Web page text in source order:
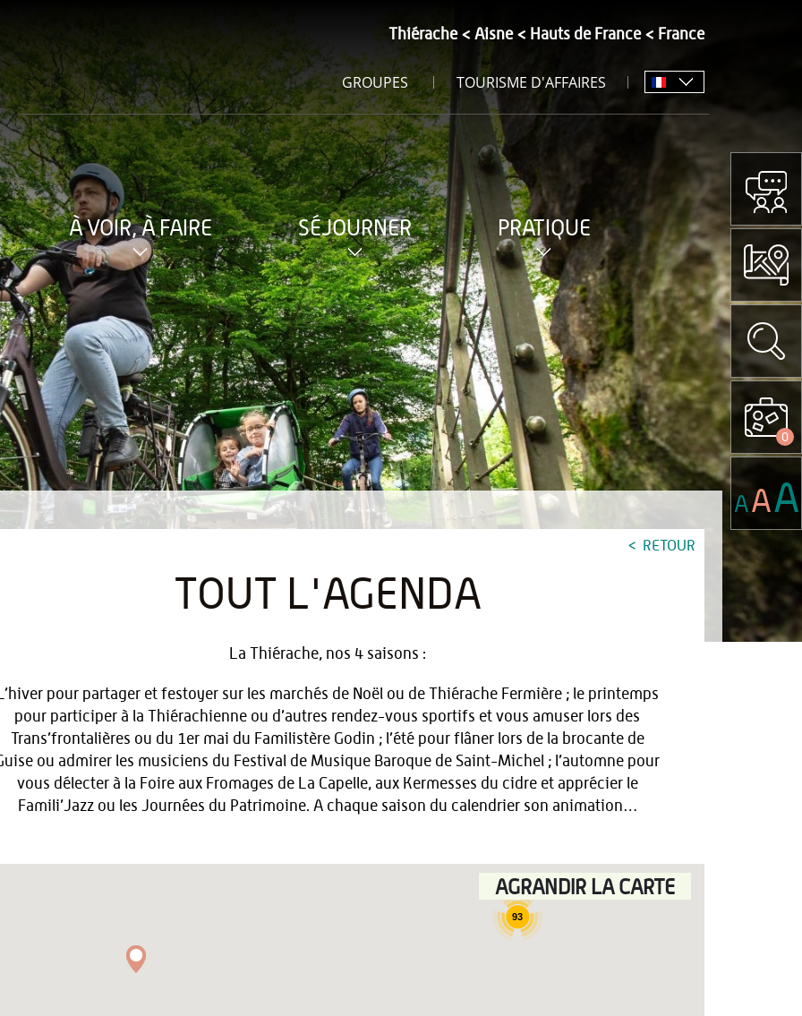
Thiérache Aisne Hauts de France France
GROUPES TOURISME D'AFFAIRES
À VOIR, À FAIRE SÉJOURNER PRATIQUE
RETOUR
TOUT L'AGENDA
La Thiérache, nos 4 saisons :
pour partager et festoyer sur les marchés de Noël ou de Thiérache Fermière ; le printemps
pour participer à la Thiérachienne ou d’autres rendez-vous sportifs et vous amuser lors des
Trans’frontalières ou du 1er mai du Familistère Godin ; l’été pour flâner lors de la brocante de
ou admirer les musiciens du Festival de Musique Baroque de Saint-Michel ; l’automne pour
vous délecter à la Foire aux Fromages de La Capelle, aux Kermesses du cidre et apprécier le
Famili’Jazz ou les Journées du Patrimoine. A chaque saison du calendrier son animation…
93
AGRANDIR LA CARTE
0
AAA